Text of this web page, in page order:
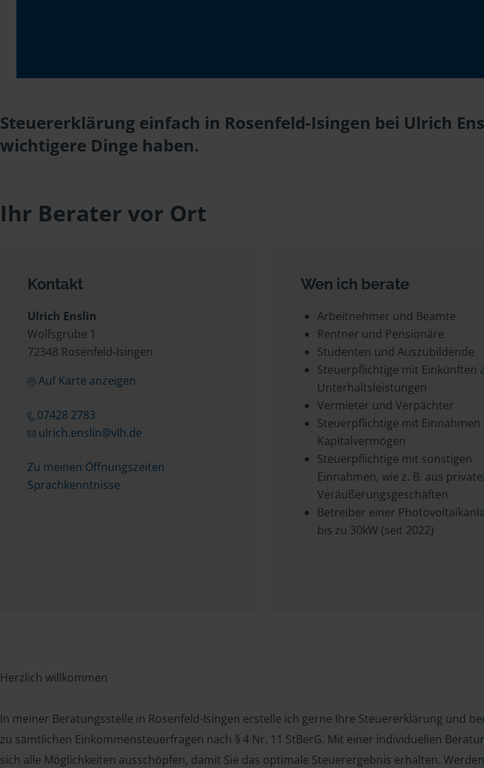
Steuererklärung einfach in Rosenfeld-Isingen bei Ulrich
wichtigere Dinge haben.
Ihr Berater vor Ort
Kontakt
Ulrich Enslin
Wolfsgrube 1
72348 Rosenfeld-Isingen
Auf Karte anzeigen
07428 2783
ulrich.enslin@vlh.de
Zu meinen Öffnungszeiten
Sprachkenntnisse
Wen ich berate
Arbeitnehmer und Beamte
Rentner und Pensionäre
Studenten und Auszubildende
Steuerpflichtige mit Einkünften
Unterhaltsleistungen
Vermieter und Verpächter
Steuerpflichtige mit Einnahmen
Kapitalvermögen
Steuerpflichtige mit sonstigen
Einnahmen, wie z. B. aus
Veräußerungsgeschäften
Betreiber einer
bis zu 30kW (seit 2022)
Herzlich willkommen
In meiner Beratungsstelle in Rosenfeld-Isingen erstelle ich gerne Ihre Steuererklärung und
zu sämtlichen Einkommensteuerfragen nach § 4 Nr. 11 StBerG. Mit einer individuellen
sich alle Möglichkeiten ausschöpfen, damit Sie das optimale Steuerergebnis erhalten.